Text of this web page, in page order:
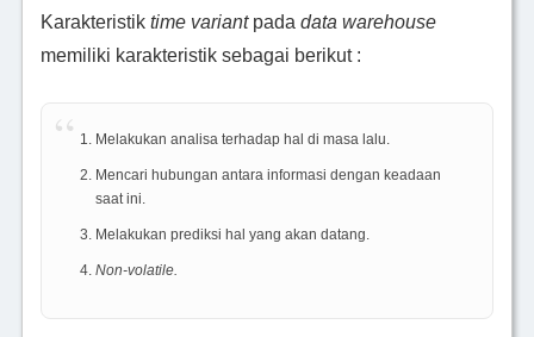
Karakteristik time variant pada data warehouse
memiliki karakteristik sebagai berikut :
Melakukan analisa terhadap hal di masa lalu.
Mencari hubungan antara informasi dengan keadaan
saat ini.
Melakukan prediksi hal yang akan datang.
Non-volatile.